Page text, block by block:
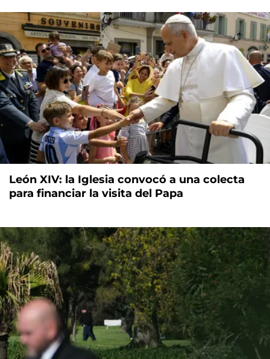
León XIV: la Iglesia convocó a una colecta
para financiar la visita del Papa